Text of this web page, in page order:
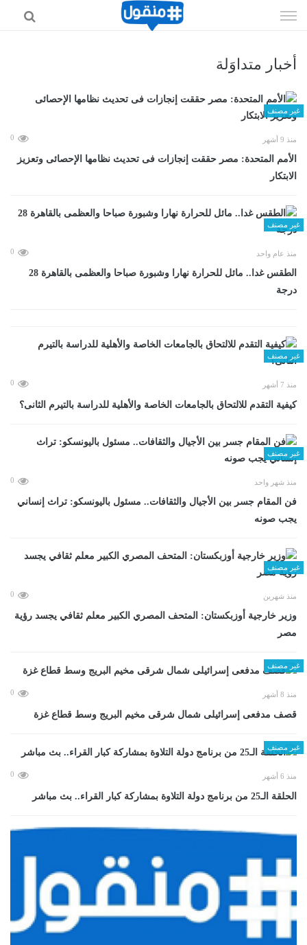
الى
أخبار متداوَلة
غير مصنف
منذ 9 أشهر 0
الأمم المتحدة: مصر حققت إنجازات فى تحديث نظامها الإحصائى وتعزيز
الابتكار
غير مصنف
منذ عام واحد 0
الطقس غدا.. مائل للحرارة نهارا وشبورة صباحا والعظمى بالقاهرة 28
درجة
غير مصنف
منذ 7 أشهر 0
كيفية التقدم للالتحاق بالجامعات الخاصة والأهلية للدراسة بالتيرم الثانى؟
غير مصنف
منذ شهر واحد 0
فن المقام جسر بين الأجيال والثقافات.. مسئول باليونسكو: تراث إنساني
يجب صونه
غير مصنف
منذ شهرين 0
وزير خارجية أوزبكستان: المتحف المصري الكبير معلم ثقافي يجسد رؤية
مصر
غير مصنف
منذ 8 أشهر 0
قصف مدفعى إسرائيلى شمال شرقى مخيم البريج وسط قطاع غزة
غير مصنف
منذ 6 أشهر 0
الحلقة الـ25 من برنامج دولة التلاوة بمشاركة كبار القراء.. بث مباشر